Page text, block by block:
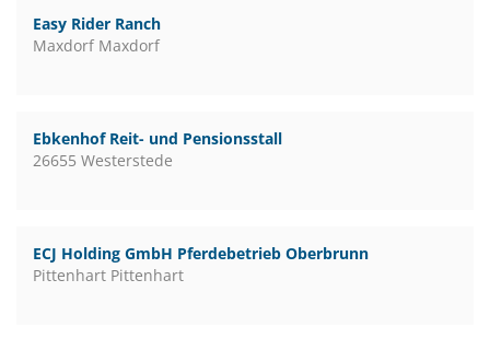
Easy Rider Ranch
Maxdorf Maxdorf
Ebkenhof Reit- und Pensionsstall
26655 Westerstede
ECJ Holding GmbH Pferdebetrieb Oberbrunn
Pittenhart Pittenhart